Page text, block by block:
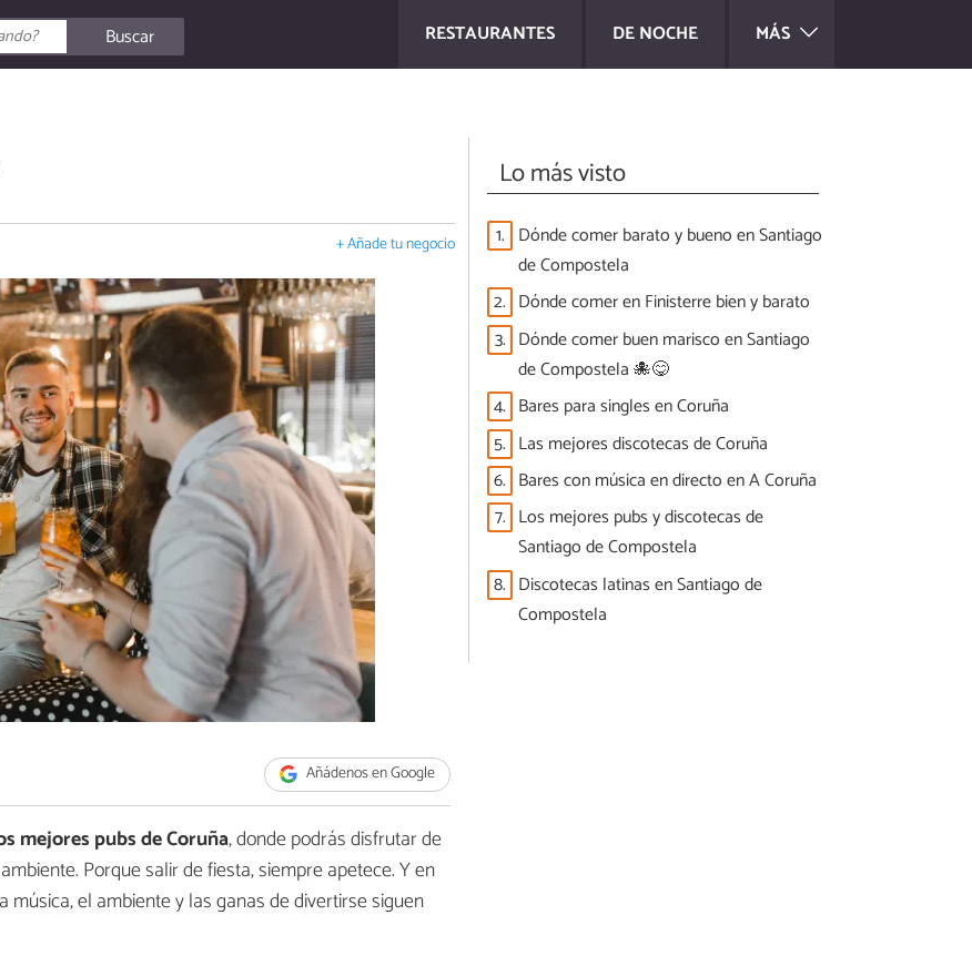
RESTAURANTES DE NOCHE MÁS
Buscar
+ Añade tu negocio
Añádenos en Google
mejores pubs de Coruña, donde podrás disfrutar de
Porque salir de fiesta, siempre apetece. Y en
música, el ambiente y las ganas de divertirse siguen
Lo más visto
1. Dónde comer barato y bueno en Santiago
de Compostela
2. Dónde comer en Finisterre bien y barato
3. Dónde comer buen marisco en Santiago
de Compostela 🐙😋
4. Bares para singles en Coruña
5. Las mejores discotecas de Coruña
6. Bares con música en directo en A Coruña
7. Los mejores pubs y discotecas de
Santiago de Compostela
8. Discotecas latinas en Santiago de
Compostela